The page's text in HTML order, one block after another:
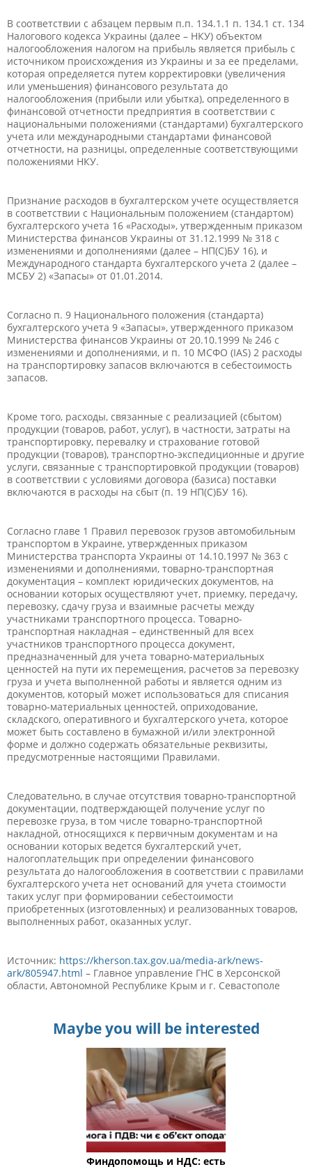
В соответствии с абзацем первым п.п. 134.1.1 п. 134.1 ст. 134
Налогового кодекса Украины (далее – НКУ) объектом
налогообложения налогом на прибыль является прибыль с
источником происхождения из Украины и за ее пределами,
которая определяется путем корректировки (увеличения
или уменьшения) финансового результата до
налогообложения (прибыли или убытка), определенного в
финансовой отчетности предприятия в соответствии с
национальными положениями (стандартами) бухгалтерского
учета или международными стандартами финансовой
отчетности, на разницы, определенные соответствующими
положениями НКУ.
Признание расходов в бухгалтерском учете осуществляется
в соответствии с Национальным положением (стандартом)
бухгалтерского учета 16 «Расходы», утвержденным приказом
Министерства финансов Украины от 31.12.1999 № 318 с
изменениями и дополнениями (далее – НП(С)БУ 16), и
Международного стандарта бухгалтерского учета 2 (далее –
МСБУ 2) «Запасы» от 01.01.2014.
Согласно п. 9 Национального положения (стандарта)
бухгалтерского учета 9 «Запасы», утвержденного приказом
Министерства финансов Украины от 20.10.1999 № 246 с
изменениями и дополнениями, и п. 10 МСФО (IAS) 2 расходы
на транспортировку запасов включаются в себестоимость
запасов.
Кроме того, расходы, связанные с реализацией (сбытом)
продукции (товаров, работ, услуг), в частности, затраты на
транспортировку, перевалку и страхование готовой
продукции (товаров), транспортно-экспедиционные и другие
услуги, связанные с транспортировкой продукции (товаров)
в соответствии с условиями договора (базиса) поставки
включаются в расходы на сбыт (п. 19 НП(С)БУ 16).
Согласно главе 1 Правил перевозок грузов автомобильным
транспортом в Украине, утвержденных приказом
Министерства транспорта Украины от 14.10.1997 № 363 с
изменениями и дополнениями, товарно-транспортная
документация – комплект юридических документов, на
основании которых осуществляют учет, приемку, передачу,
перевозку, сдачу груза и взаимные расчеты между
участниками транспортного процесса. Товарно-
транспортная накладная – единственный для всех
участников транспортного процесса документ,
предназначенный для учета товарно-материальных
ценностей на пути их перемещения, расчетов за перевозку
груза и учета выполненной работы и является одним из
документов, который может использоваться для списания
товарно-материальных ценностей, оприходование,
складского, оперативного и бухгалтерского учета, которое
может быть составлено в бумажной и/или электронной
форме и должно содержать обязательные реквизиты,
предусмотренные настоящими Правилами.
Следовательно, в случае отсутствия товарно-транспортной
документации, подтверждающей получение услуг по
перевозке груза, в том числе товарно-транспортной
накладной, относящихся к первичным документам и на
основании которых ведется бухгалтерский учет,
налогоплательщик при определении финансового
результата до налогообложения в соответствии с правилами
бухгалтерского учета нет оснований для учета стоимости
таких услуг при формировании себестоимости
приобретенных (изготовленных) и реализованных товаров,
выполненных работ, оказанных услуг.
Источник: https://kherson.tax.gov.ua/media-ark/news-
ark/805947.html – Главное управление ГНС в Херсонской
области, Автономной Республике Крым и г. Севастополе
Maybe you will be interested
Финдопомощь и НДС: есть